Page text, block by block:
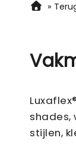
stijlen,
»